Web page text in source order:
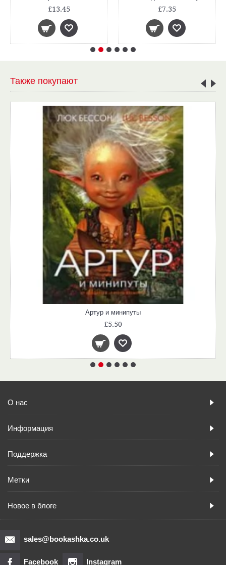
£13.45 £7.35
Также покупают
Артур и минипуты
£5.50
О нас
Информация
Поддержка
Метки
Новое в блоге
sales@bookashka.co.uk
Facebook Instagram